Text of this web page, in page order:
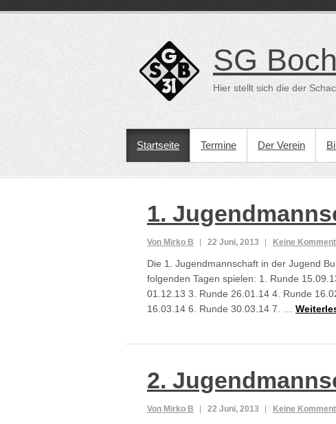
SG
Hier stellt sich die der
PRIMÄRES MENÜ
Startseite Termine Der Verein
1.
Von Mirko B 22 Juni, 2013 Keine
Die 1. Jugendmannschaft in der Jugend
folgenden Tagen spielen: 1. Runde
01.12.13 3. Runde 26.01.14 4. Runde
16.03.14 6. Runde 30.03.14 7. …
2.
Von Mirko B 22 Juni, 2013 Keine